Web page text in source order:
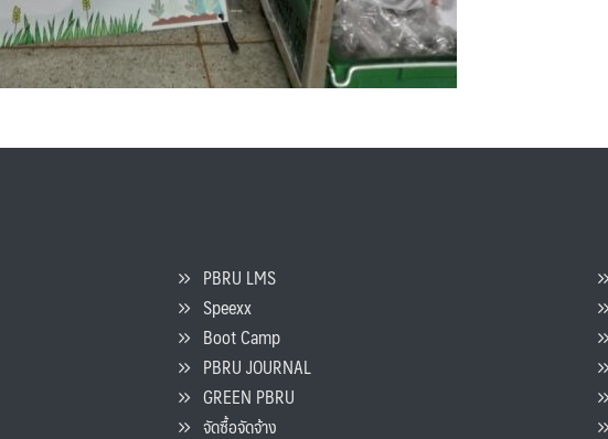
PBRU LMS
Speexx
Boot Camp
PBRU JOURNAL
GREEN PBRU
จัดซื้อจัดจ้าง